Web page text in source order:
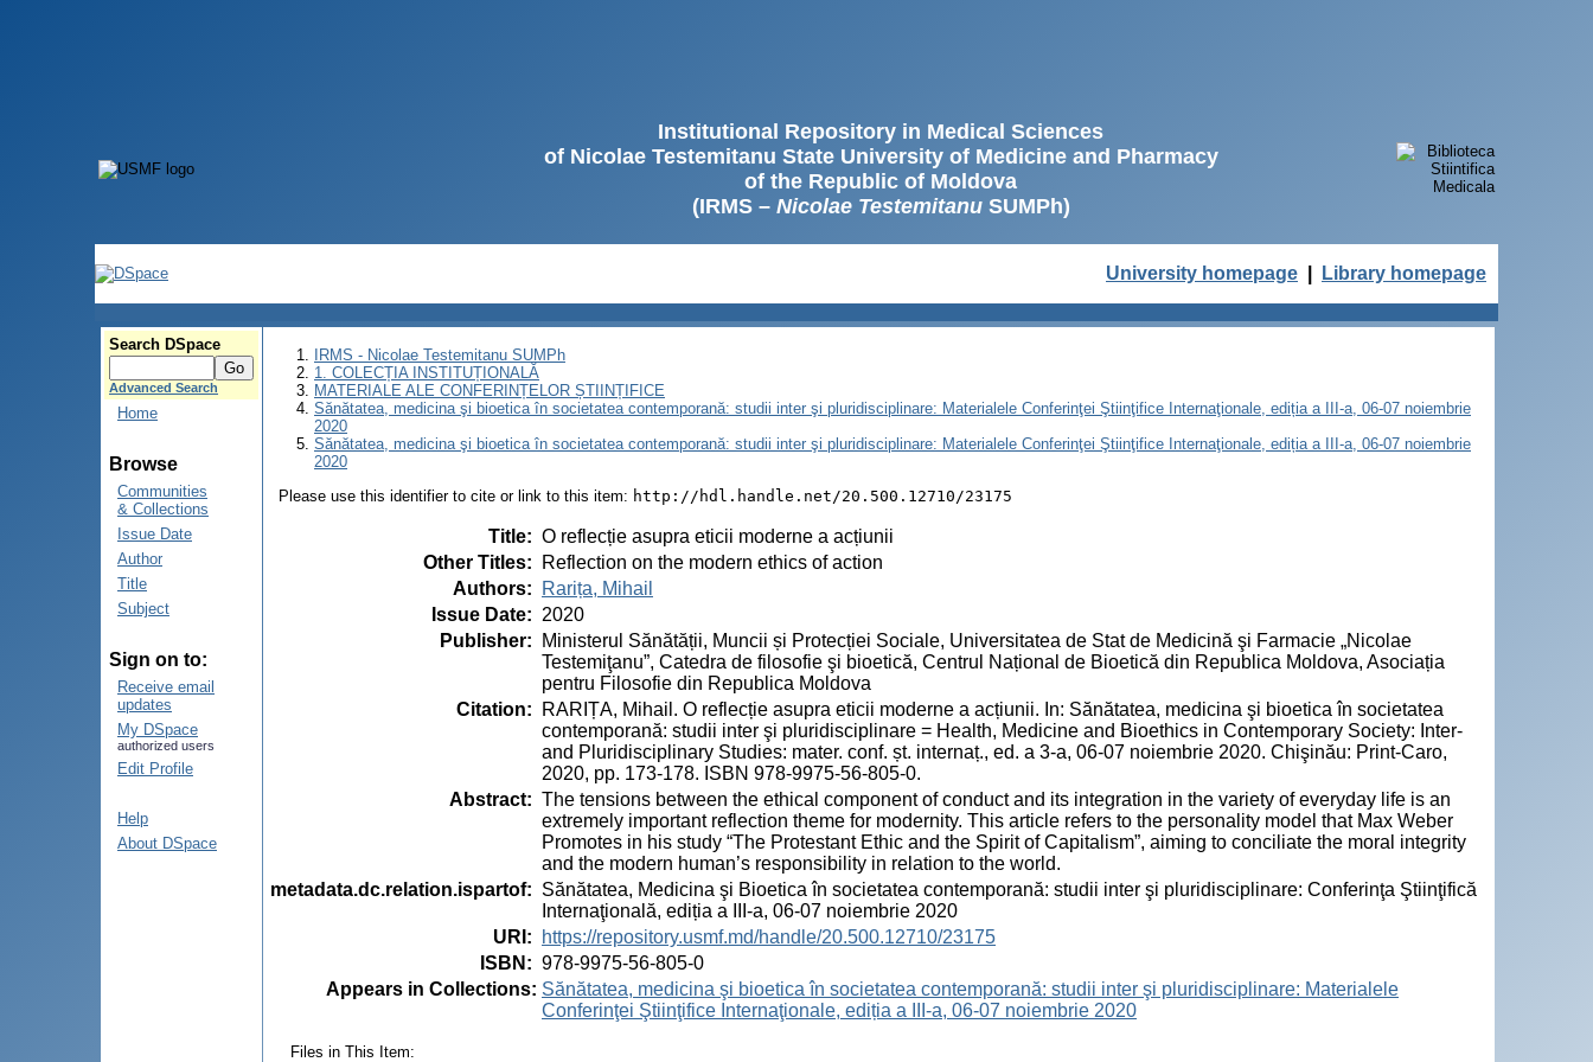
Institutional Repository in Medical Sciences
of Nicolae Testemitanu State University of Medicine and Pharmacy
of the Republic of Moldova
(IRMS – Nicolae TestemitanuSUMPh)
University homepage Library homepage
Search DSpace
Advanced Search
Home
Browse
Communities
& Collections
Issue Date
Author
Title
Subject
Sign on to:
Receive email
updates
My DSpace
authorized users
Edit Profile
Help
About DSpace
IRMS - Nicolae Testemitanu SUMPh
1. COLECȚIA INSTITUȚIONALĂ
MATERIALE ALE CONFERINȚELOR ȘTIINȚIFICE
Sănătatea, medicina şi bioetica în societatea contemporană: studii inter şi pluridisciplinare: Materialele Conferinţei Ştiinţifice Internaţionale, ediția a III-a, 06-07 noiembrie
2020
Sănătatea, medicina şi bioetica în societatea contemporană: studii inter şi pluridisciplinare: Materialele Conferinţei Ştiinţifice Internaţionale, ediția a III-a, 06-07 noiembrie
2020
Please use this identifier to cite or link to this item: http://hdl.handle.net/20.500.12710/23175
Title: O reflecție asupra eticii moderne a acțiunii
Other Titles:
Reflection on the modern ethics of action
Authors:
Rarița, Mihail
Issue Date: 2020
Publisher:
Ministerul Sănătății, Muncii și Protecției Sociale, Universitatea de Stat de Medicină şi Farmacie „Nicolae
Testemiţanu”, Catedra de filosofie şi bioetică, Centrul Național de Bioetică din Republica Moldova, Asociația
pentru Filosofie din Republica Moldova
Citation:
RARIȚA, Mihail. O reflecție asupra eticii moderne a acțiunii. In: Sănătatea, medicina şi bioetica în societatea
contemporană: studii inter şi pluridisciplinare = Health, Medicine and Bioethics in Contemporary Society: Inter-
and Pluridisciplinary Studies: mater. conf. șt. internaț., ed. a 3-a, 06-07 noiembrie 2020. Chişinău: Print-Caro,
2020, pp. 173-178. ISBN 978-9975-56-805-0.
Abstract: The tensions between the ethical component of conduct and its integration in the variety of everyday life is an
extremely important reflection theme for modernity. This article refers to the personality model that Max Weber
Promotes in his study “The Protestant Ethic and the Spirit of Capitalism”, aiming to conciliate the moral integrity
and the modern human’s responsibility in relation to the world.
metadata.dc.relation.ispartof: Sănătatea, Medicina şi Bioetica în societatea contemporană: studii inter şi pluridisciplinare: Conferinţa Ştiinţifică
Internaţională, ediția a III-a, 06-07 noiembrie 2020
URI :
https://repository.usmf.md/handle/20.500.12710/23175
ISBN : 978-9975-56-805-0
Appears in Collections: Sănătatea, medicina şi bioetica în societatea contemporană: studii inter şi pluridisciplinare: Materialele
Conferinţei Ştiinţifice Internaţionale, ediția a III-a, 06-07 noiembrie 2020
Files in This Item: